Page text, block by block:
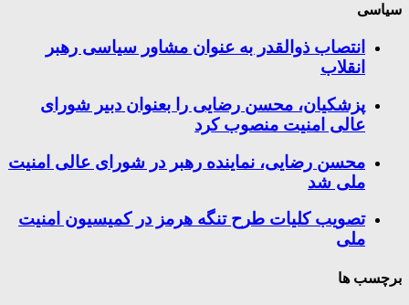
سیاسی
انتصاب ذوالقدر به عنوان مشاور سیاسی رهبر
انقلاب
پزشکیان، محسن رضایی را بعنوان دبیر شورای
عالی امنیت منصوب کرد
محسن رضایی، نماینده رهبر در شورای عالی امنیت
ملی شد
تصویب کلیات طرح تنگه هرمز در کمیسیون امنیت
ملی
برچسب ها